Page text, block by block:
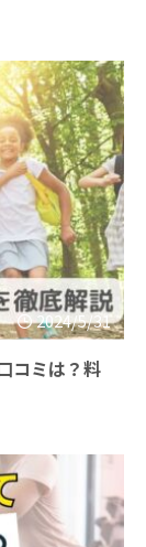
2024/5/31
コミは？料